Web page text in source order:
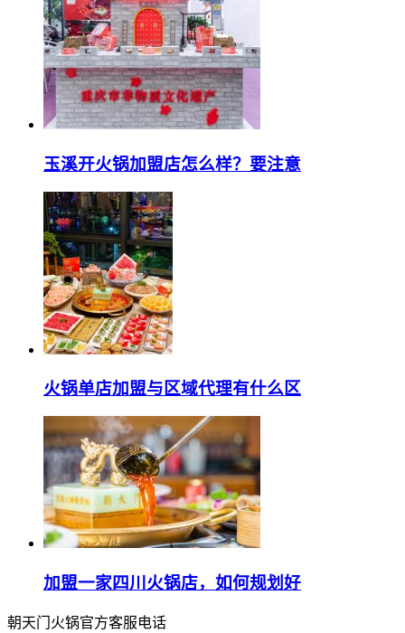
玉溪开火锅加盟店怎么样？要注意
火锅单店加盟与区域代理有什么区
加盟一家四川火锅店，如何规划好
朝天门火锅官方客服电话